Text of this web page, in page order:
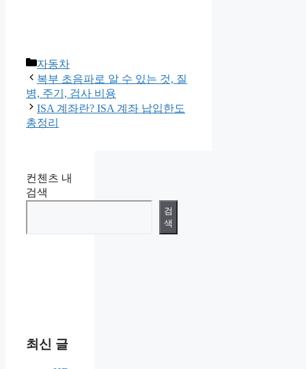
카
테
고
리
자동차
복부 초음파로 알 수 있는 것, 질
병, 주기, 검사 비용
ISA 계좌란? ISA 계좌 납입한도
총정리
컨첸츠 내
검색
검
색
최신 글